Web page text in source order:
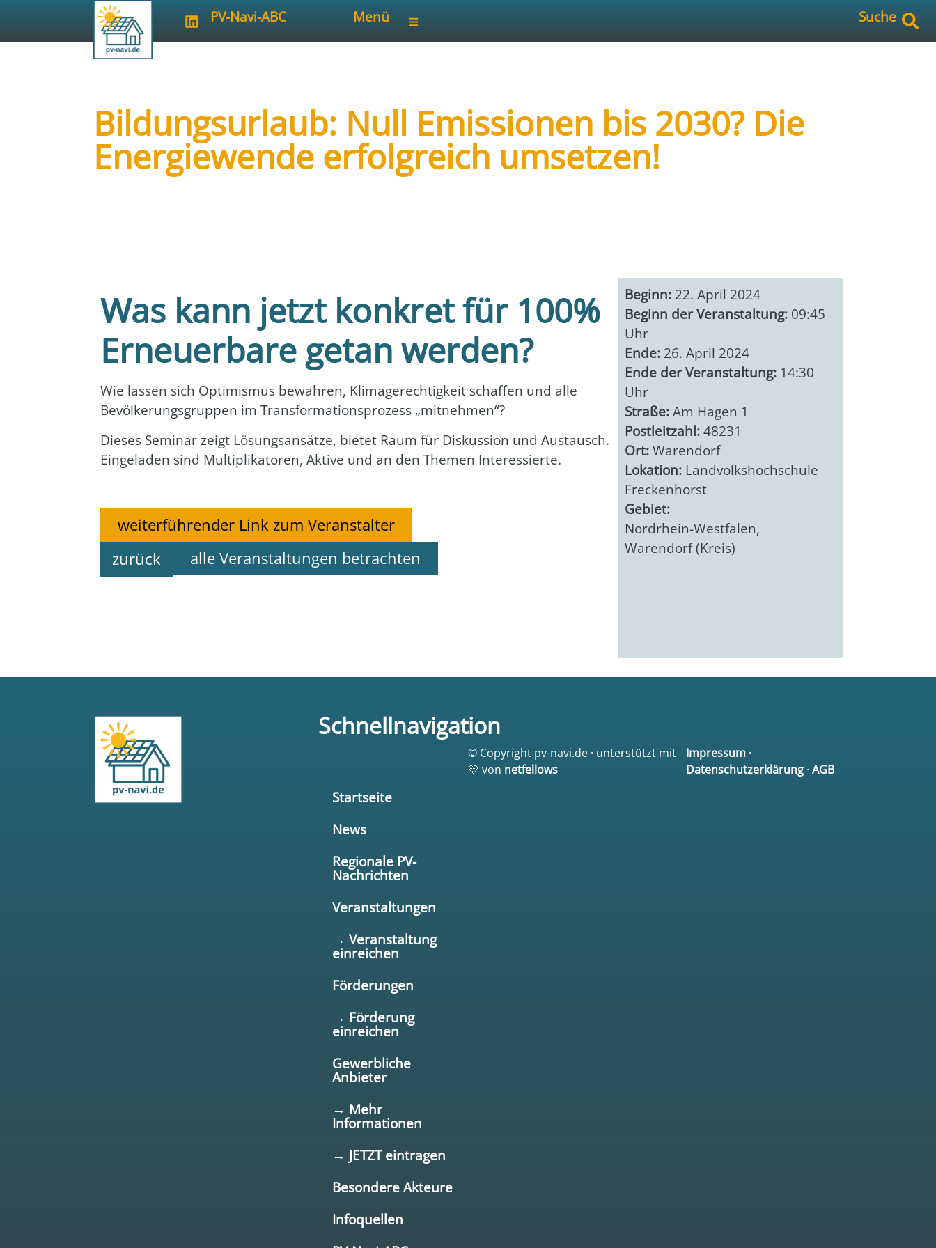
PV-Navi-ABC Menü Suche
Bildungsurlaub: Null Emissionen bis 2030? Die
Energiewende erfolgreich umsetzen!
Art der Veranstaltung:
Was kann jetzt konkret für 100%
Erneuerbare getan werden?
Wie las­sen sich Opti­mis­mus bewah­ren, Kli­ma­ge­rech­tig­keit schaf­fen und alle
Bevöl­ke­rungs­grup­pen im Trans­for­ma­ti­ons­pro­zess „mit­neh­men“?
Die­ses Semi­nar zeigt Lösungs­an­sät­ze, bie­tet Raum für Dis­kus­si­on und Aus­tausch.
Ein­ge­la­den sind Mul­ti­pli­ka­to­ren, Akti­ve und an den The­men Inter­es­sier­te.
weiterführender Link zum Veranstalter
zurück
alle Veranstaltungen betrachten
Beginn: 22. April 2024
Beginn der Veranstaltung: 09:45
Uhr
Ende: 26. April 2024
Ende der Veranstaltung: 14:30
Uhr
Straße:Am Hagen 1
Postleitzahl:48231
Ort:Warendorf
Lokation: Landvolkshochschule
Freckenhorst
Gebiet:
Nordrhein-Westfalen,
Warendorf (Kreis)
Schnellnavigation
Startseite
News
Regionale PV-
Nachrichten
Veranstaltungen
→ Veranstaltung
einreichen
Förderungen
→ Förderung
einreichen
Gewerbliche
Anbieter
→ Mehr
Informationen
→ JETZT eintragen
Besondere Akteure
Infoquellen
© Copyright pv-navi.de · unterstützt mit
💛 von netfellows
Impressum·
Datenschutzerklärung· AGB